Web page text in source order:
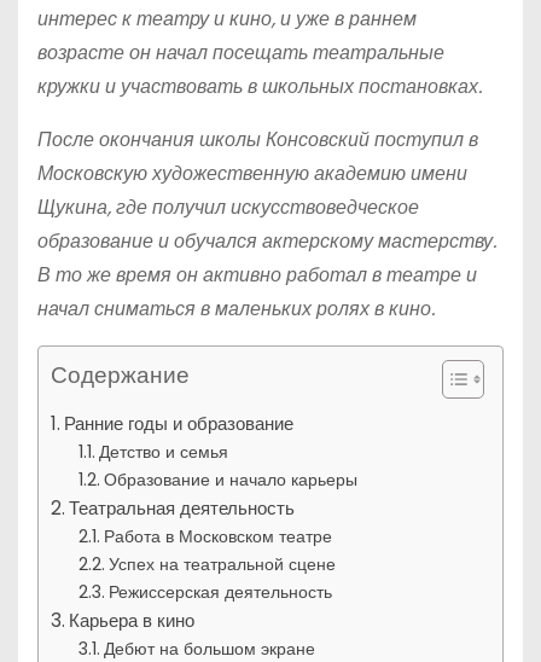
интерес к театру и кино, и уже в раннем
возрасте он начал посещать театральные
кружки и участвовать в школьных постановках.
После окончания школы Консовский поступил в
Московскую художественную академию имени
Щукина, где получил искусствоведческое
образование и обучался актерскому мастерству.
В то же время он активно работал в театре и
начал сниматься в маленьких ролях в кино.
Содержание
Ранние годы и образование
Детство и семья
Образование и начало карьеры
Театральная деятельность
Работа в Московском театре
Успех на театральной сцене
Режиссерская деятельность
Карьера в кино
Дебют на большом экране